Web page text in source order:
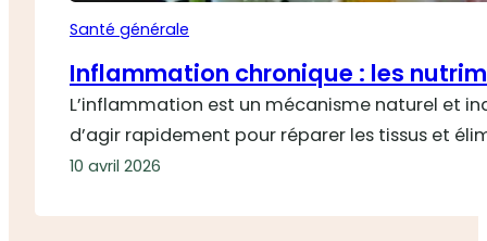
Santé générale
Inflammation chronique : les
L’inflammation est un mécanisme naturel et
d’agir rapidement pour réparer les tissus et
10 avril 2026